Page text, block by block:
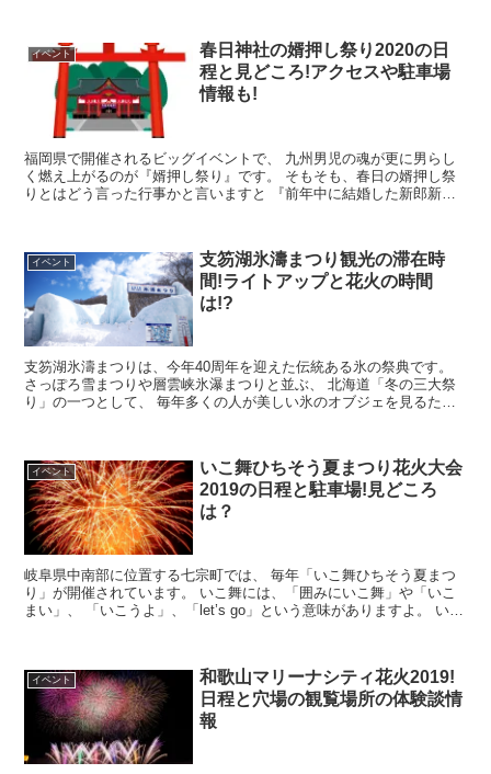
イベント
春日神社の婿押し祭り2020の日
程と見どころ!アクセスや駐車場
情報も!
福岡県で開催されるビッグイベントで、 九州男児の魂が更に男らし
く燃え上がるのが『婿押し祭り』です。 そもそも、春日の婿押し祭
りとはどう言った行事かと言いますと 『前年中に結婚した新郎新婦
イベント
支笏湖氷濤まつり観光の滞在時
間!ライトアップと花火の時間
は!?
支笏湖氷濤まつりは、今年40周年を迎えた伝統ある氷の祭典です。
さっぽろ雪まつりや層雲峡氷瀑まつりと並ぶ、 北海道「冬の三大祭
り」の一つとして、 毎年多くの人が美しい氷のオブジェを見るため
イベント
いこ舞ひちそう夏まつり花火大会
2019の日程と駐車場!見どころ
は？
岐阜県中南部に位置する七宗町では、 毎年「いこ舞ひちそう夏まつ
り」が開催されています。 いこ舞には、「囲みにいこ舞」や「いこ
まい」、 「いこうよ」、「let’s go」という意味がありますよ。 いこ
イベント
和歌山マリーナシティ花火2019!
日程と穴場の観覧場所の体験談情
報